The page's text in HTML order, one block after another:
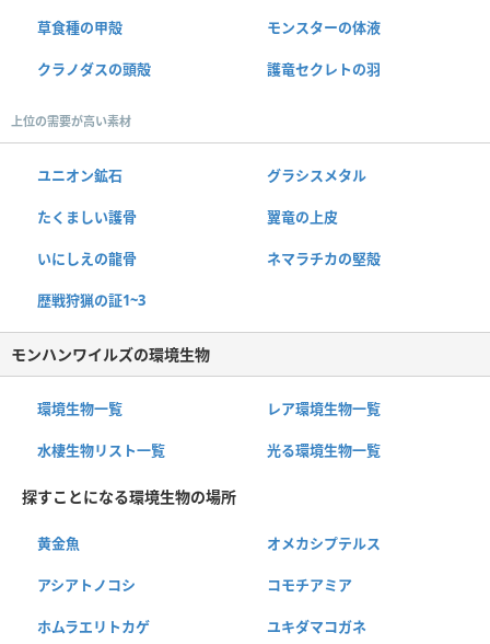
草食種の甲殻 モンスターの体液
クラノダスの頭殻 護竜セクレトの羽
上位の需要が高い素材
ユニオン鉱石 グラシスメタル
たくましい護骨 翼竜の上皮
いにしえの龍骨 ネマラチカの堅殻
歴戦狩猟の証1~3
モンハンワイルズの環境生物
環境生物一覧 レア環境生物一覧
水棲生物リスト一覧 光る環境生物一覧
探すことになる環境生物の場所
黄金魚 オメカシプテルス
アシアトノコシ コモチアミア
ホムラエリトカゲ ユキダマコガネ